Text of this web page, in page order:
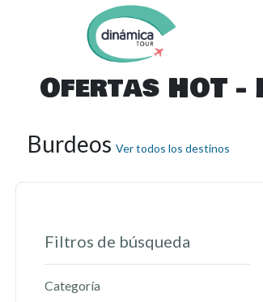
Ofertas HOT -
Burdeos Ver todos los destinos
Filtros de búsqueda
Categoría